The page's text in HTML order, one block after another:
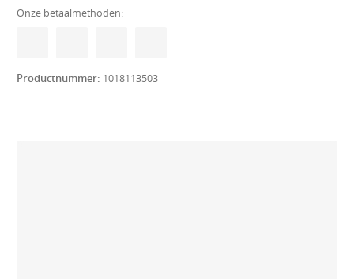
Onze betaalmethoden:
Productnummer: 1018113503